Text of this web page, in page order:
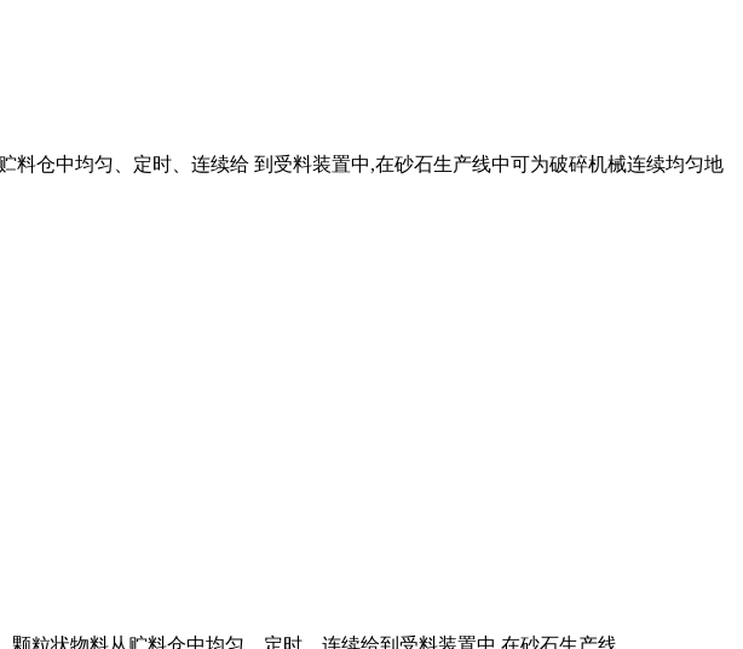
仓中均匀、定时、连续给 到受料装置中,在砂石生产线中可为破碎机械连续均匀地
粒状物料从贮料仓中均匀、定时、连续给到受料装置中,在砂石生产线 .